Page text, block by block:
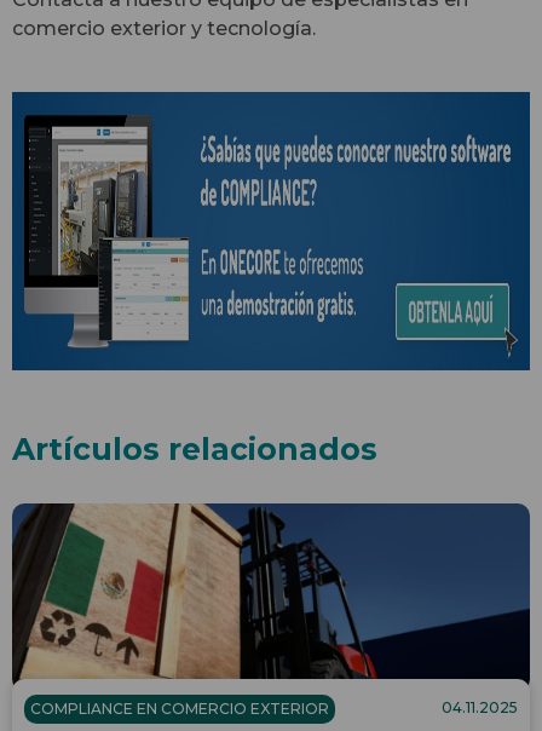
comercio exterior y tecnología.
Artículos relacionados
COMPLIANCE EN COMERCIO EXTERIOR 04.11.2025